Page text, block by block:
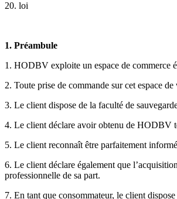
20. loi
1. Préambule
1. HODBV exploite un espace de commerce
2. Toute prise de commande sur cet espace
3. Le client dispose de la faculté de
4. Le client déclare avoir obtenu de HODBV
5. Le client reconnaît être parfaitement
6. Le client déclare également que
professionnelle de sa part.
7. En tant que consommateur, le client